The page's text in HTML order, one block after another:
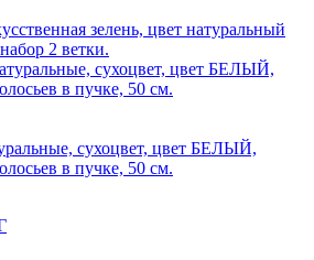
зелень, цвет натуральный
2 ветки.
сухоцвет, цвет БЕЛЫЙ,
в пучке, 50 см.